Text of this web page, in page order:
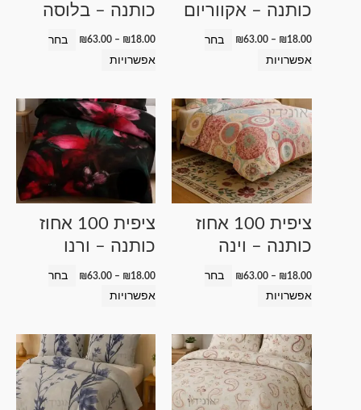
כותנה – אקווריום
₪ 18.00
–
₪63.00
בחר
אפשרויות
את
האפשרויות
כותנה – בלוסה
₪ 18.00
–
₪63.00
בחר
אפשרויות
את
האפשרויות
ציפית 100 אחוז
כותנה – וינה
₪18.00
–
₪63.00
טווח
מחירים:
⁦₪18.00⁩
עד
⁦₪63.00⁩
בחר
אפשרויות
למוצר
זה
יש
מספר
סוגים.
לבחור
את
ציפית 100 אחוז
כותנה – ורנו
₪18.00
–
₪63.00
טווח
מחירים:
⁦₪18.00⁩
עד
⁦₪63.00⁩
בחר
אפשרויות
למוצר
זה
יש
מספר
סוגים.
לבחור
את
טווח
מחירים:
עד
⁦₪63.00⁩
למוצר
זה
יש
מספר
טווח
מחירים:
⁦₪18.00⁩
עד
⁦₪63.00⁩
למוצר
זה
יש
מספר